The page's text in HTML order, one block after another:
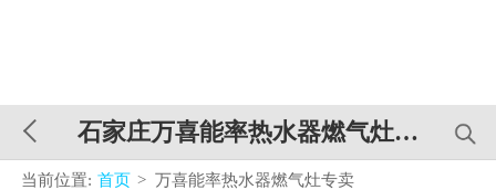
石家庄万喜能率热水器燃气灶专卖
当前位置: 首页 > 万喜能率热水器燃气灶专卖